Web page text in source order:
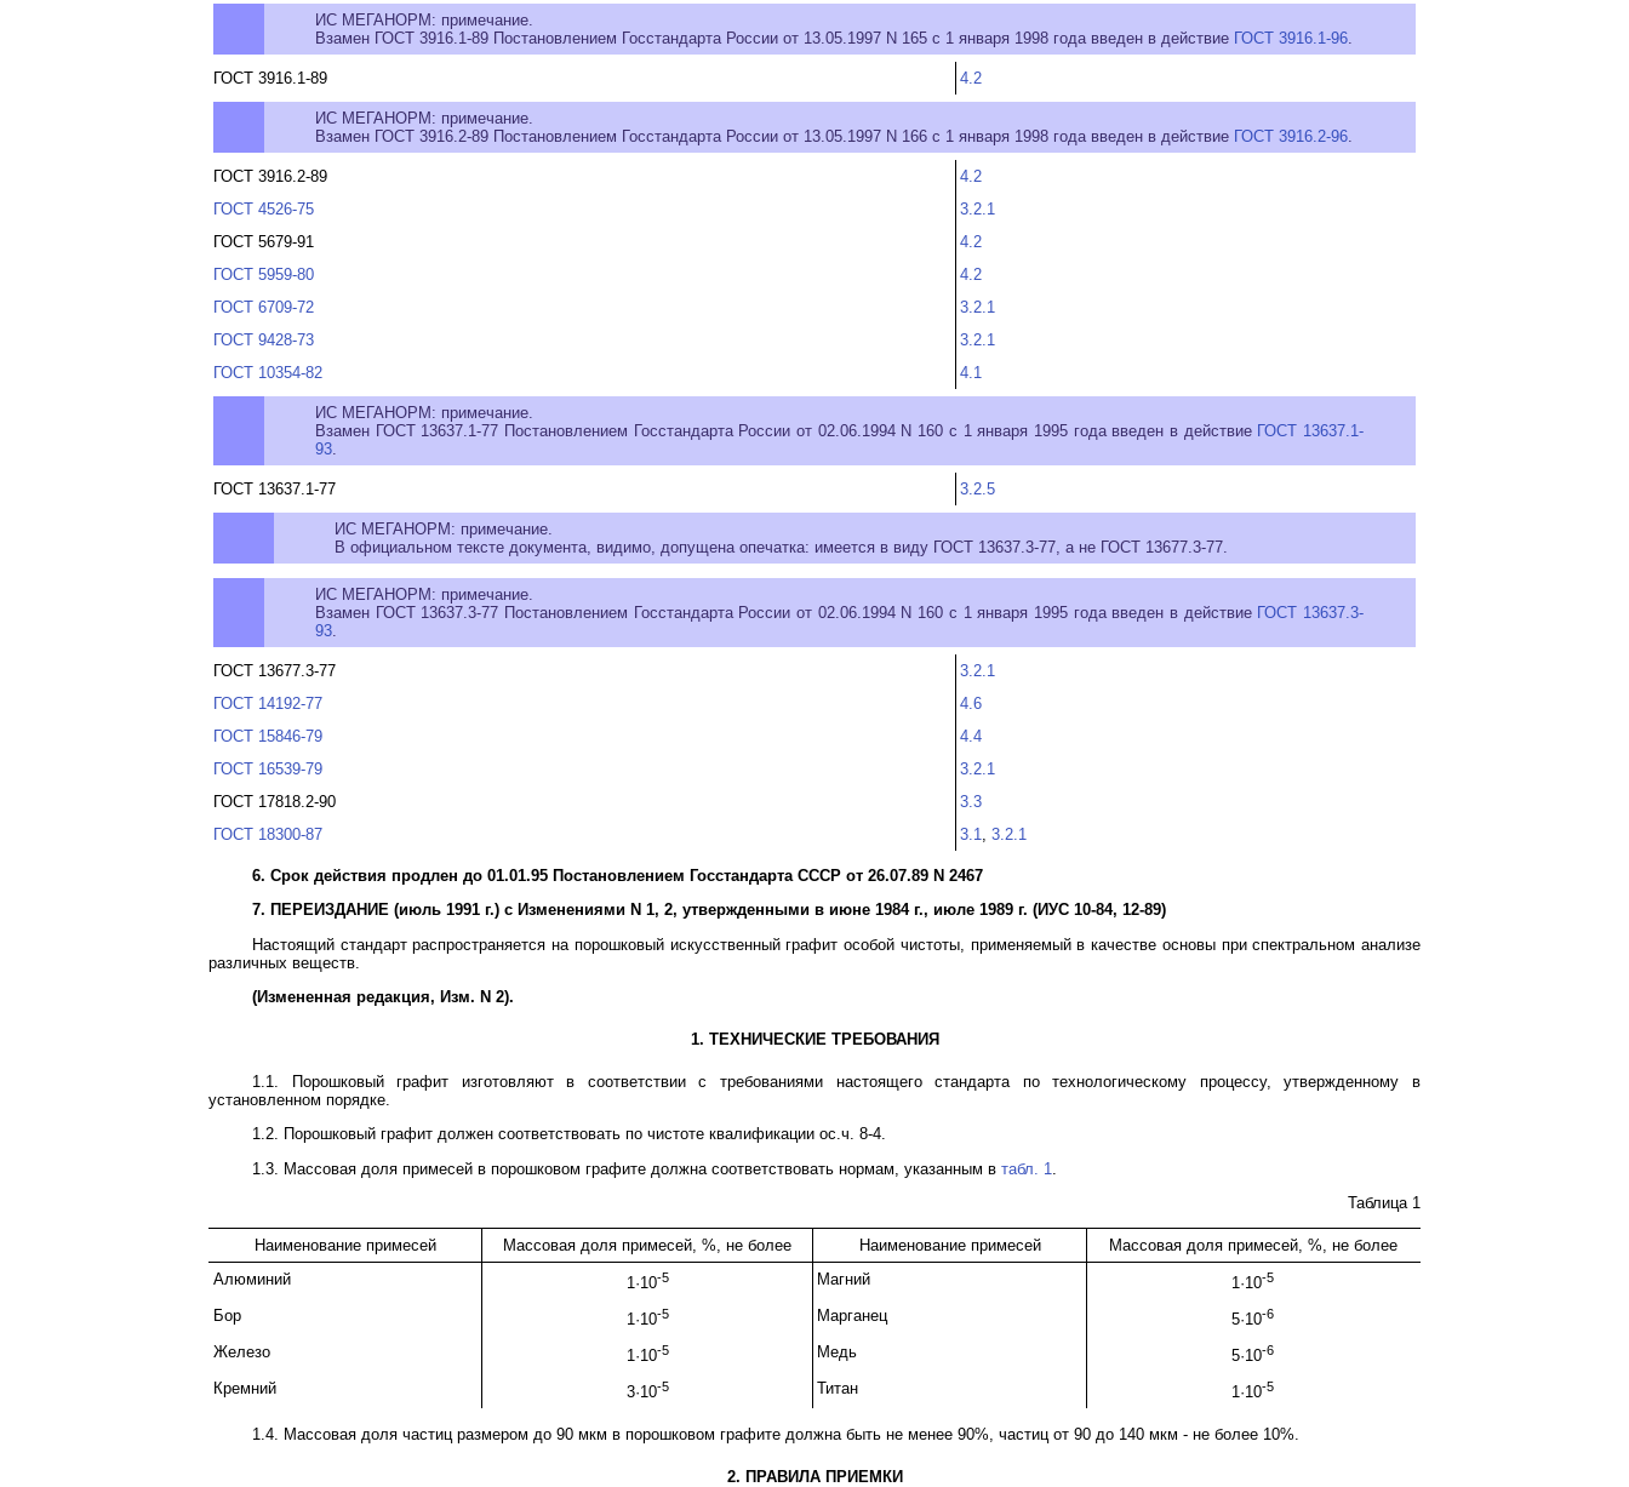
ИС МЕГАНОРМ: примечание.
Взамен ГОСТ 3916.1-89 Постановлением Госстандарта России от 13.05.1997 N 165 с 1 января 1998 года введен в действие ГОСТ 3916.1-96
ГОСТ 3916.1-89 4.2
ИС МЕГАНОРМ: примечание.
Взамен ГОСТ 3916.2-89 Постановлением Госстандарта России от 13.05.1997 N 166 с 1 января 1998 года введен в действие ГОСТ 3916.2-96
ГОСТ 3916.2-89
4.2
ГОСТ 4526-75
3.2.1
ГОСТ 5679-91
4.2
ГОСТ 5959-80
4.2
ГОСТ 6709-72
3.2.1
ГОСТ 9428-73
3.2.1
ГОСТ 10354-82
4.1
ИС МЕГАНОРМ: примечание.
Взамен ГОСТ 13637.1-77 Постановлением Госстандарта России от 02.06.1994 N 160 с 1 января 1995 года введен в действие ГОСТ 13637.1-
93
ГОСТ 13637.1-77 3.2.5
ИС МЕГАНОРМ: примечание.
В официальном тексте документа, видимо, допущена опечатка: имеется в виду ГОСТ 13637.3-77, а не ГОСТ 13677.3-77.
ИС МЕГАНОРМ: примечание.
Взамен ГОСТ 13637.3-77 Постановлением Госстандарта России от 02.06.1994 N 160 с 1 января 1995 года введен в действие ГОСТ 13637.3-
93
ГОСТ 13677.3-77
3.2.1
ГОСТ 14192-77
4.6
ГОСТ 15846-79
4.4
ГОСТ 16539-79
3.2.1
ГОСТ 17818.2-90
3.3
ГОСТ 18300-87
3.1 3.2.1
6. Срок действия продлен до 01.01.95 Постановлением Госстандарта СССР от 26.07.89 N 2467
7. ПЕРЕИЗДАНИЕ (июль 1991 г.) с Изменениями N 1, 2, утвержденными в июне 1984 г., июле 1989 г. (ИУС 10-84, 12-89)
Настоящий стандарт распространяется на порошковый искусственный графит особой чистоты, применяемый в качестве основы при спектральном анализе
различных веществ.
(Измененная редакция, Изм. N 2).
1. ТЕХНИЧЕСКИЕ ТРЕБОВАНИЯ
1.1. Порошковый графит изготовляют в соответствии с требованиями настоящего стандарта по технологическому процессу, утвержденному в
установленном порядке.
1.2. Порошковый графит должен соответствовать по чистоте квалификации ос.ч. 8-4.
1.3. Массовая доля примесей в порошковом графите должна соответствовать нормам, указанным в табл. 1
Таблица 1
Наименование примесей Массовая доля примесей, %, не более Наименование примесей
Массовая доля примесей, %, не более
Алюминий
1·10-5 Магний 1·10-5
Бор 1·10-5 Марганец 5·10-6
Железо 1·10-5 Медь 5·10-6
Кремний 3·10-5 Титан 1·10-5
1.4. Массовая доля частиц размером до 90 мкм в порошковом графите должна быть не менее 90%, частиц от 90 до 140 мкм - не более 10%.
2. ПРАВИЛА ПРИЕМКИ